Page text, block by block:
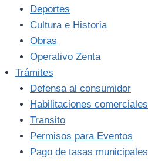
Deportes
Cultura e Historia
Obras
Operativo Zenta
Trámites
Defensa al consumidor
Habilitaciones comerciales
Transito
Permisos para Eventos
Pago de tasas municipales